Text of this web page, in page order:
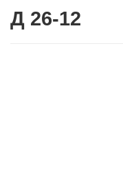
Д 26-12